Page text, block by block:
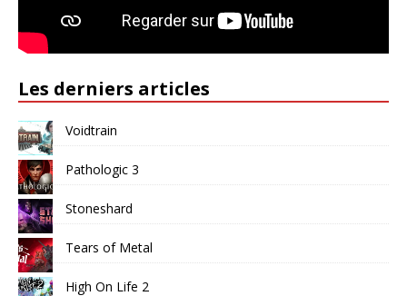
Les derniers articles
Voidtrain
Pathologic 3
Stoneshard
Tears of Metal
High On Life 2